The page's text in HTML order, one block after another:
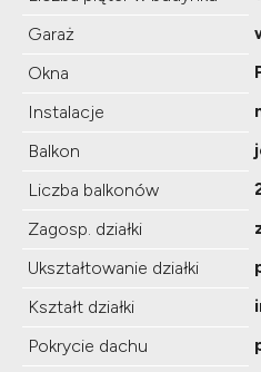
Garaż
Okna
Instalacje
Balkon
Liczba balkonów
Zagosp. działki
Ukształtowanie działki
Kształt działki
Pokrycie dachu